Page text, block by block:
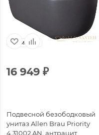
Германия
16 949 ₽
Подвесной безободковый
унитаз Allen Brau Priority
4.31002.AN, антрацит